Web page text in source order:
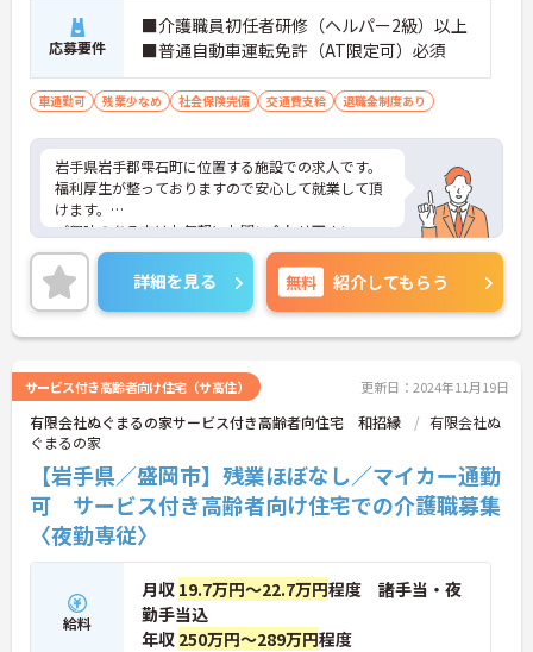
応募要件
■介護職員初任者研修（ヘルパー2級）以上
■普通自動車運転免許（AT限定可）必須
車通勤可 残業少なめ 社会保険完備 交通費支給 退職金制度あり
岩手県岩手郡雫石町に位置する施設での求人です。
福利厚生が整っておりますので安心して就業して頂
けます。
ご興味のある方はお気軽にお問い合わせ下さい。
詳細を見る 無料 紹介してもらう
サービス付き高齢者向け住宅（サ高住） 更新日：2024年11月19日
有限会社ぬぐまるの家サービス付き高齢者向住宅 和招縁
有限会社ぬ
ぐまるの家
【岩手県／盛岡市】残業ほぼなし／マイカー通勤
可 サービス付き高齢者向け住宅での介護職募集
〈夜勤専従〉
給料
月収 19.7万円～22.7万円程度 諸手当・夜
勤手当込
年収 250万円～289万円程度